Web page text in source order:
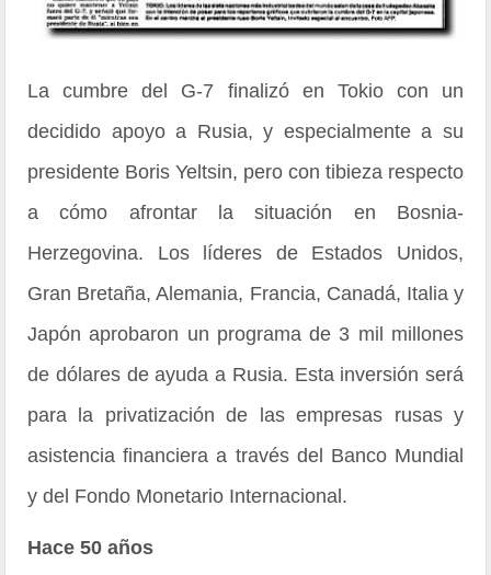
La cumbre del G-7 finalizó en Tokio con un
decidido apoyo a Rusia, y especialmente a su
presidente Boris Yeltsin, pero con tibieza respecto
a cómo afrontar la situación en Bosnia-
Herzegovina. Los líderes de Estados Unidos,
Gran Bretaña, Alemania, Francia, Canadá, Italia y
Japón aprobaron un programa de 3 mil millones
de dólares de ayuda a Rusia. Esta inversión será
para la privatización de las empresas rusas y
asistencia financiera a través del Banco Mundial
y del Fondo Monetario Internacional.
Hace 50 años